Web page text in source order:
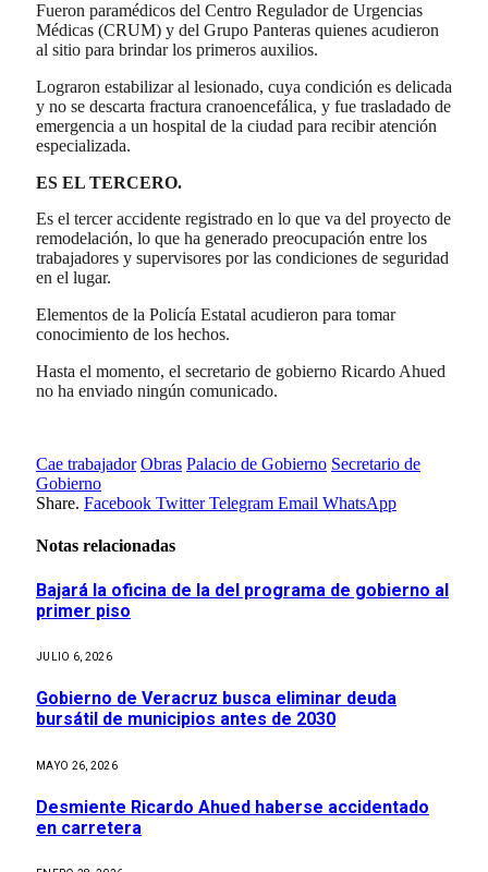
Fueron paramédicos del Centro Regulador de Urgencias
Médicas (CRUM) y del Grupo Panteras quienes acudieron
al sitio para brindar los primeros auxilios.
Lograron estabilizar al lesionado, cuya condición es delicada
y no se descarta fractura cranoencefálica, y fue trasladado de
emergencia a un hospital de la ciudad para recibir atención
especializada.
ES EL TERCERO.
Es el tercer accidente registrado en lo que va del proyecto de
remodelación, lo que ha generado preocupación entre los
trabajadores y supervisores por las condiciones de seguridad
en el lugar.
Elementos de la Policía Estatal acudieron para tomar
conocimiento de los hechos.
Hasta el momento, el secretario de gobierno Ricardo Ahued
no ha enviado ningún comunicado.
Cae trabajador Obras Palacio de Gobierno Secretario de
Gobierno
Share. Facebook Twitter Telegram Email WhatsApp
Notas relacionadas
Bajará la oficina de la del programa de gobierno al
primer piso
JULIO 6, 2026
Gobierno de Veracruz busca eliminar deuda
bursátil de municipios antes de 2030
MAYO 26, 2026
Desmiente Ricardo Ahued haberse accidentado
en carretera